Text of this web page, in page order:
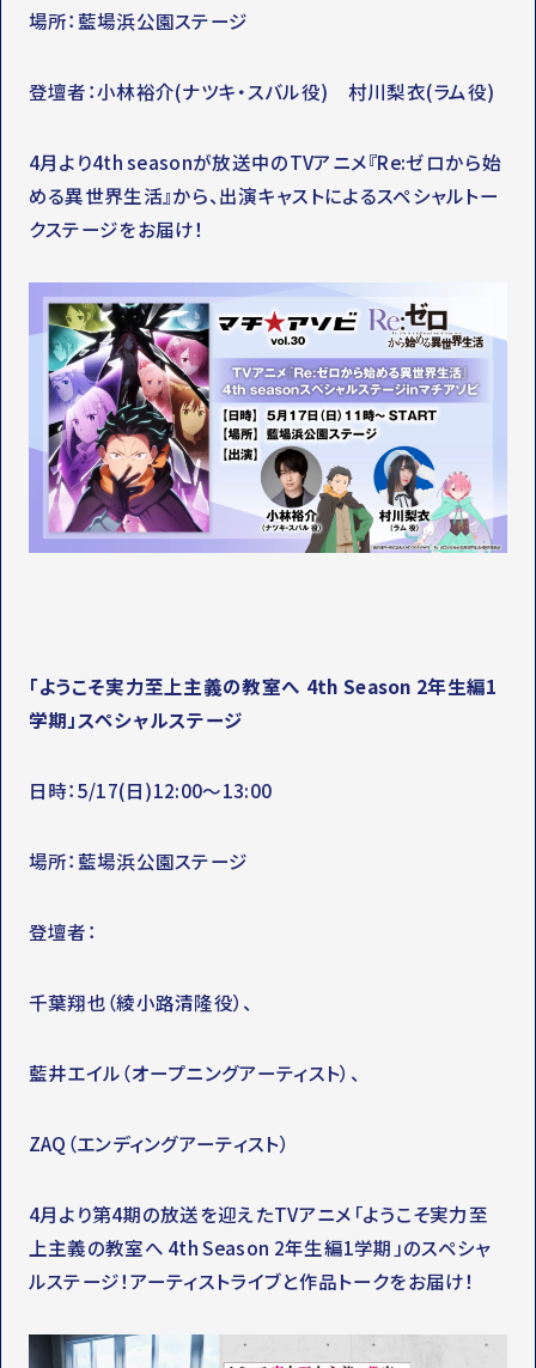
場所：藍場浜公園ステージ
登壇者：小林裕介(ナツキ・スバル役) 村川梨衣(ラム役)
4月より4th seasonが放送中のTVアニメ『Re:ゼロから始
める異世界生活』から、出演キャストによるスペシャルトー
クステージをお届け！
「ようこそ実力至上主義の教室へ 4th Season 2年生編1
学期」スペシャルステージ
日時：5/17(日)12:00～13:00
場所：藍場浜公園ステージ
登壇者：
千葉翔也（綾小路清隆役）、
藍井エイル（オープニングアーティスト）、
ZAQ（エンディングアーティスト）
4月より第4期の放送を迎えたTVアニメ「ようこそ実力至
上主義の教室へ 4th Season 2年生編1学期」のスペシャ
ルステージ！アーティストライブと作品トークをお届け！